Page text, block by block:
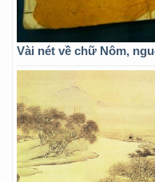
Vài nét về chữ Nôm,